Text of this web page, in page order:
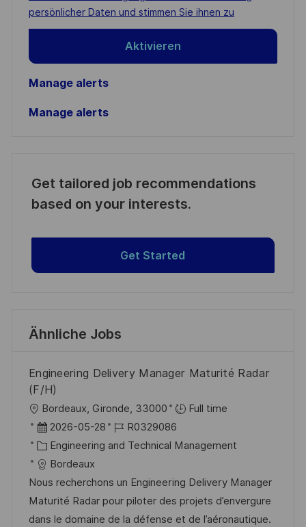
(Required)
persönlicher Daten und stimmen Sie ihnen zu
Aktivieren
Manage alerts
Manage alerts
Get tailored job recommendations
based on your interests.
Get Started
Ähnliche Jobs
Engineering Delivery Manager Maturité Radar
(F/H)
O
r
t
Bordeaux, Gironde, 33000
Full time
D
a
t
u
m
d
2026-05-28
J
o
-
I
D
R0329086
K
a
t
e
g
Engineering and Technical Management
Bordeaux
Nous recherchons un Engineering Delivery Manager
Maturité Radar pour piloter des projets d’envergure
dans le domaine de la défense et de l’aéronautique.